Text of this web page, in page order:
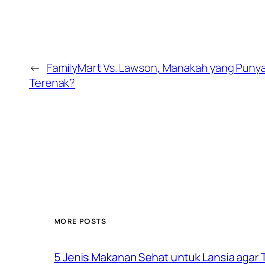
← FamilyMart Vs. Lawson, Manakah yang
Terenak?
MORE POSTS
5 Jenis Makanan Sehat untuk Lansia agar